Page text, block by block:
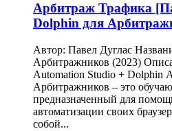
Арбитраж Трафика
Dolphin для
Автор: Павел Дуглас
Арбитражников (2023)
Automation Studio + Dolphin
Арбитражников – это
предназначенный для
автоматизации своих
собой...